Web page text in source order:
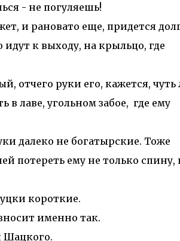
- не погуляешь!
и рановато еще, придется
к выходу, на крыльцо, где
руки его, кажется, чуть
в лаве, угольном забое, где ему
далеко не богатырские. Тоже
потереть ему не только спину,
короткие.
именно так.
Шацкого.